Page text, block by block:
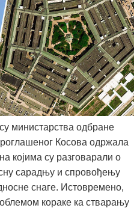
министарства одбране
Косова одржала
којима су разговарали о
сарадњу и спровођењу
снаге. Истовремено,
кораке ка стварању